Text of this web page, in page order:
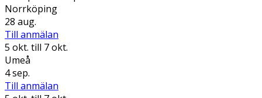
Norrköping
28 aug.
Till anmälan
5 okt. till 7 okt.
Umeå
4 sep.
Till anmälan